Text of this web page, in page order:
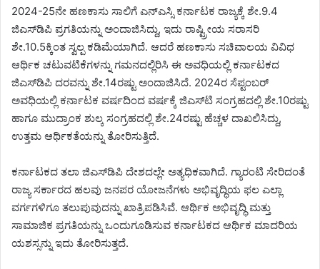
2024-25ನೇ ಹಣಕಾಸು ಸಾಲಿಗೆ ಎನ್‌ಎಸ್ಸಿ ಕರ್ನಾಟಕ ರಾಜ್ಯಕ್ಕೆ ಶೇ.9.4
ಜಿಎಸ್‌ಡಿಪಿ ಪ್ರಗತಿಯನ್ನು ಅಂದಾಜಿಸಿದ್ದು, ಇದು ರಾಷ್ಟ್ರೀಯ ಸರಾಸರಿ
ಶೇ.10.5ಕ್ಕಿಂತ ಸ್ವಲ್ಪ ಕಡಿಮೆಯಾಗಿದೆ. ಆದರೆ ಹಣಕಾಸು ಸಚಿವಾಲಯ ವಿವಿಧ
ಆರ್ಥಿಕ ಚಟುವಟಿಕೆಗಳನ್ನು ಗಮನದಲ್ಲಿರಿಸಿ ಈ ಅವಧಿಯಲ್ಲಿ ಕರ್ನಾಟಕದ
ಜಿಎಸ್‌ಡಿಪಿ ದರವನ್ನು ಶೇ.14ರಷ್ಟು ಅಂದಾಜಿಸಿದೆ. 2024ರ ಸೆಪ್ಟಂಬರ್‌
ಅವಧಿಯಲ್ಲಿ ಕರ್ನಾಟಕ ವರ್ಷದಿಂದ ವರ್ಷಕ್ಕೆ ಜಿಎಸ್‌ಟಿ ಸಂಗ್ರಹದಲ್ಲಿ ಶೇ.10ರಷ್ಟು
ಹಾಗೂ ಮುದ್ರಾಂಕ ಶುಲ್ಕ ಸಂಗ್ರಹದಲ್ಲಿ ಶೇ.24ರಷ್ಟು ಹೆಚ್ಚಳ ದಾಖಲಿಸಿದ್ದು,
ಉತ್ತಮ ಆರ್ಥಿಕತೆಯನ್ನು ತೋರಿಸುತ್ತಿದೆ.
ಕರ್ನಾಟಕದ ತಲಾ ಜಿಎಸ್‌ಡಿಪಿ ದೇಶದಲ್ಲೇ ಅತ್ಯಧಿಕವಾಗಿದೆ. ಗ್ಯಾರಂಟಿ ಸೇರಿದಂತೆ
ರಾಜ್ಯ ಸರ್ಕಾರದ ಹಲವು ಜನಪರ ಯೋಜನೆಗಳು ಅಭಿವೃದ್ಧಿಯ ಫಲ ಎಲ್ಲಾ
ವರ್ಗಗಳಿಗೂ ತಲುಪುವುದನ್ನು ಖಾತ್ರಿಪಡಿಸಿವೆ. ಆರ್ಥಿಕ ಅಭಿವೃದ್ಧಿ ಮತ್ತು
ಸಾಮಾಜಿಕ ಪ್ರಗತಿಯನ್ನು ಒಂದುಗೂಡಿಸುವ ಕರ್ನಾಟಕದ ಆರ್ಥಿಕ ಮಾದರಿಯ
ಯಶಸ್ಸನ್ನು ಇದು ತೋರಿಸುತ್ತದೆ.